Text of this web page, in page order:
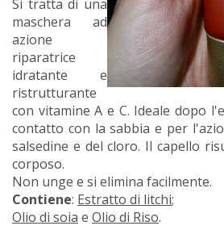
Si tratta di una
maschera ad
azione
riparatrice
idratante e
ristrutturante
con vitamine A e C. Ideale dopo
contatto con la sabbia e per
salsedine e del cloro. Il capello
corposo.
Non unge e si elimina facilmente.
Contiene: Estratto di litchi;
Olio di soia e Olio di Riso.